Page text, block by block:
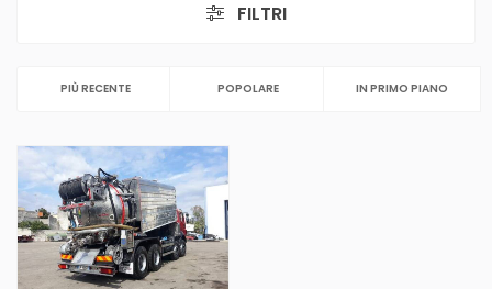
FILTRI
PIÙ RECENTE POPOLARE IN PRIMO PIANO